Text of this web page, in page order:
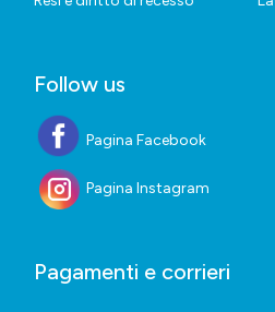
Follow us
Pagina Facebook
Pagina Instagram
Pagamenti e corrieri